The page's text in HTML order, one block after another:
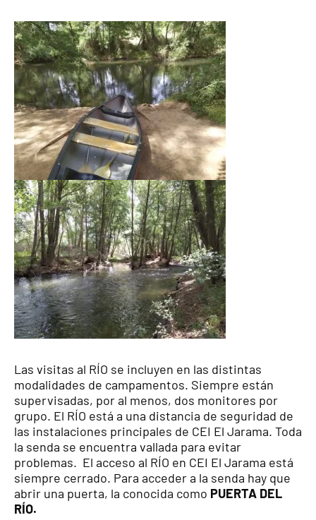
Las visitas al RÍO se incluyen en las distintas
modalidades de campamentos. Siempre están
supervisadas, por al menos, dos monitores por
grupo. El RÍO está a una distancia de seguridad de
las instalaciones principales de CEI El Jarama. Toda
la senda se encuentra vallada para evitar
problemas. El acceso al RÍO en CEI El Jarama está
siempre cerrado. Para acceder a la senda hay que
abrir una puerta, la conocida como PUERTA DEL
RÍO.